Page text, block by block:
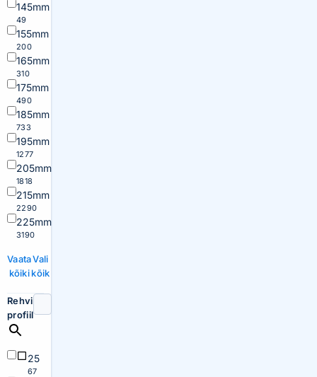
145mm
49
155mm
200
165mm
310
175mm
490
185mm
733
195mm
1277
205mm
1818
215mm
2290
225mm
3190
Vaata
kõiki
Vali
kõik
Rehvi
profiil
25
67